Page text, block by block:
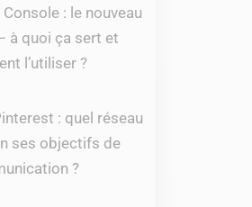
: le nouveau
à quoi ça sert et
l’utiliser ?
: quel réseau
ses objectifs de
?